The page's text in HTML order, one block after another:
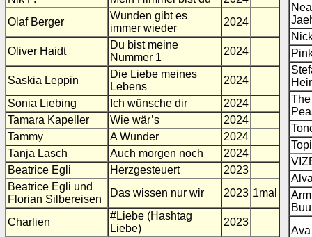
Olaf Berger
Wunden gibt es
immer wieder
2024
Oliver Haidt
Du bist meine
Nummer 1
2024
Saskia Leppin
Die Liebe meines
Lebens
2024
Sonia Liebing
Ich wünsche dir
2024
Tamara Kapeller
Wie wär’s
2024
Tammy
A Wunder
2024
Tanja Lasch
Auch morgen noch
2024
Beatrice Egli
Herzgesteuert
2023
Beatrice Egli und
Florian Silbereisen
Das wissen nur wir 2023 1mal
Charlien
#Liebe (Hashtag
Liebe)
2023